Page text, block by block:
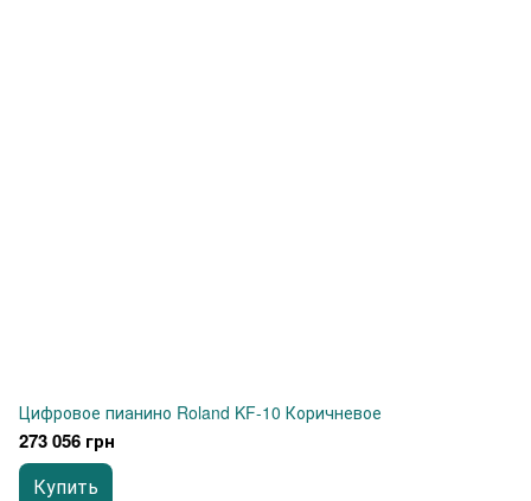
Цифровое пианино Roland KF-10 Коричневое
273 056 грн
Купить